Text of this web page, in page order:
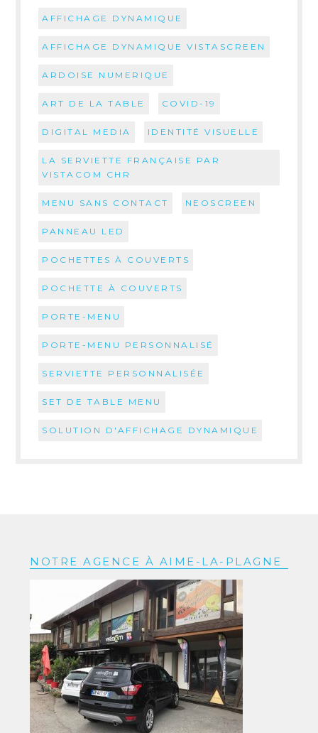
AFFICHAGE DYNAMIQUE
AFFICHAGE DYNAMIQUE VISTASCREEN
ARDOISE NUMERIQUE
ART DE LA TABLE COVID-19
DIGITAL MEDIA IDENTITÉ VISUELLE
LA SERVIETTE FRANÇAISE PAR
VISTACOM CHR
MENU SANS CONTACT NEOSCREEN
PANNEAU LED
POCHETTES À COUVERTS
POCHETTE À COUVERTS
PORTE-MENU
PORTE-MENU PERSONNALISÉ
SERVIETTE PERSONNALISÉE
SET DE TABLE MENU
SOLUTION D'AFFICHAGE DYNAMIQUE
NOTRE AGENCE À AIME-LA-PLAGNE